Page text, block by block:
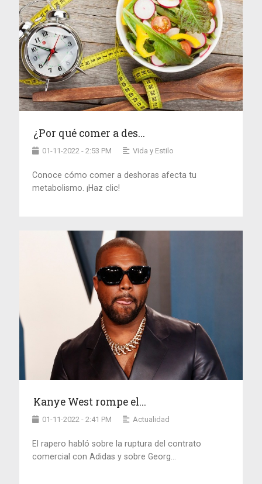
¿Por qué comer a des...
01-11-2022 - 2:53 PM Vida y Estilo
Conoce cómo comer a deshoras afecta tu
metabolismo. ¡Haz clic!
Kanye West rompe el...
01-11-2022 - 2:41 PM Actualidad
El rapero habló sobre la ruptura del contrato
comercial con Adidas y sobre Georg...